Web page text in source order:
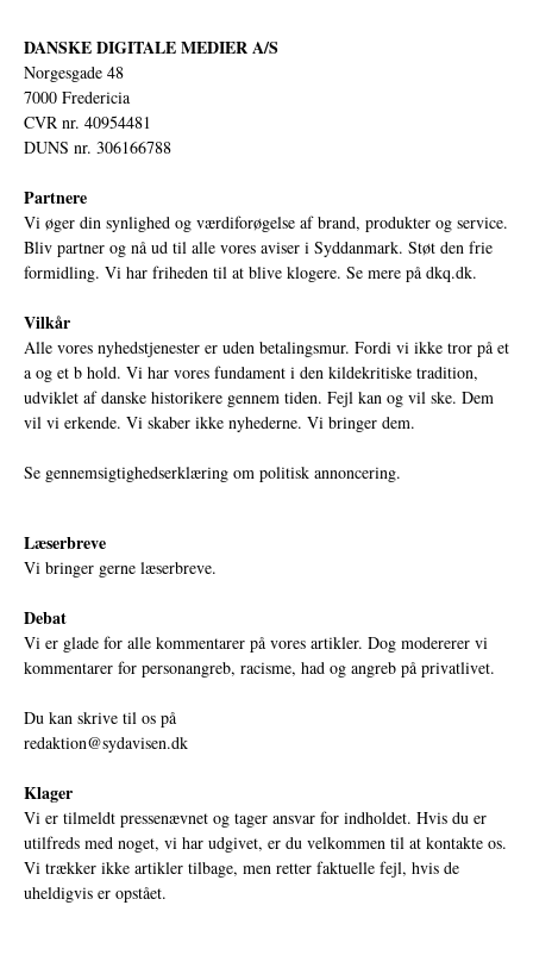
DANSKE DIGITALE MEDIER A/S
Norgesgade 48
7000 Fredericia
CVR nr. 40954481
DUNS nr. 306166788
Partnere
Vi øger din synlighed og værdiforøgelse af brand, produkter og service.
Bliv partner og nå ud til alle vores aviser i Syddanmark. Støt den frie
formidling. Vi har friheden til at blive klogere. Se mere på dkq.dk.
Vilkår
Alle vores nyhedstjenester er uden betalingsmur. Fordi vi ikke tror på et
a og et b hold. Vi har vores fundament i den kildekritiske tradition,
udviklet af danske historikere gennem tiden. Fejl kan og vil ske. Dem
vil vi erkende. Vi skaber ikke nyhederne. Vi bringer dem.
Se gennemsigtighedserklæring om politisk annoncering.
Læserbreve
Vi bringer gerne læserbreve.
Debat
Vi er glade for alle kommentarer på vores artikler. Dog modererer vi
kommentarer for personangreb, racisme, had og angreb på privatlivet.
Du kan skrive til os på
redaktion@sydavisen.dk
Klager
Vi er tilmeldt pressenævnet og tager ansvar for indholdet. Hvis du er
utilfreds med noget, vi har udgivet, er du velkommen til at kontakte os.
Vi trækker ikke artikler tilbage, men retter faktuelle fejl, hvis de
uheldigvis er opstået.